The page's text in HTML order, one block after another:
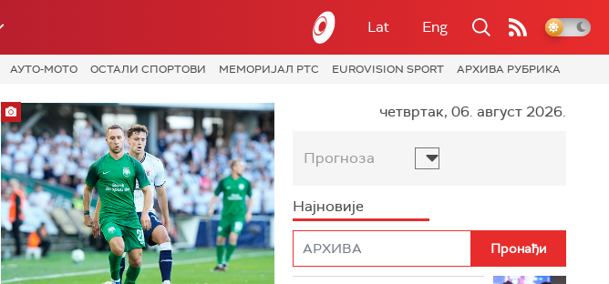
Lat Eng
АУТО-МОТО ОСТАЛИ СПОРТОВИ МЕМОРИЈАЛ РТС EUROVISION SPORT АРХИВА РУБРИКА
четвртак, 06. август 2026.
Прогноза
Најновије